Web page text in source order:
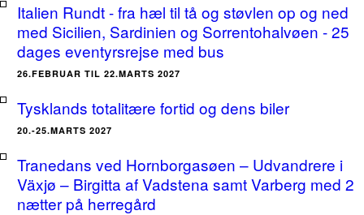
Italien Rundt - fra hæl til tå og støvlen op og ned
med Sicilien, Sardinien og Sorrentohalvøen - 25
dages eventyrsrejse med bus
26.FEBRUAR TIL 22.MARTS 2027
Tysklands totalitære fortid og dens biler
20.-25.MARTS 2027
Tranedans ved Hornborgasøen – Udvandrere i
Växjø – Birgitta af Vadstena samt Varberg med 2
nætter på herregård